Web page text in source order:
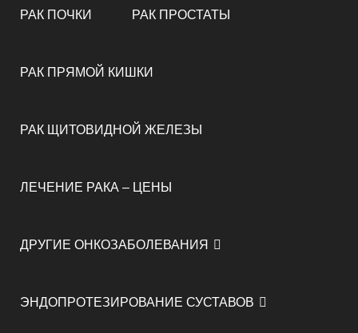
РАК ПОЧКИ РАК ПРОСТАТЫ
РАК ПРЯМОЙ КИШКИ
РАК ЩИТОВИДНОЙ ЖЕЛЕЗЫ
ЛЕЧЕНИЕ РАКА – ЦЕНЫ
ДРУГИЕ ОНКОЗАБОЛЕВАНИЯ
ЭНДОПРОТЕЗИРОВАНИЕ СУСТАВОВ